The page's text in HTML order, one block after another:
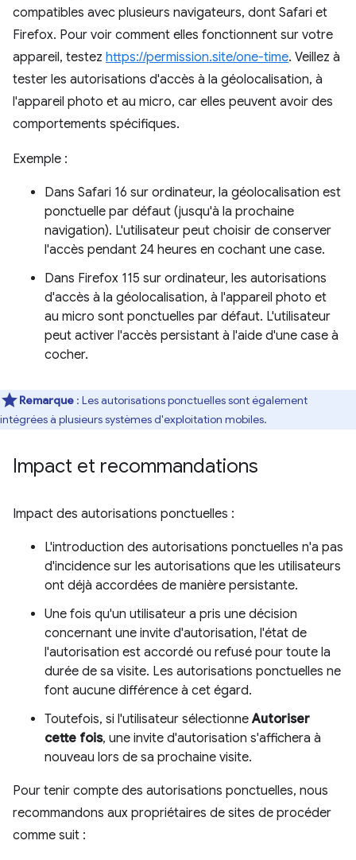
compatibles avec plusieurs navigateurs, dont Safari et
Firefox. Pour voir comment elles fonctionnent sur votre
appareil, testez https://permission.site/one-time. Veillez à
tester les autorisations d'accès à la géolocalisation, à
l'appareil photo et au micro, car elles peuvent avoir des
comportements spécifiques.
Exemple :
Dans Safari 16 sur ordinateur, la géolocalisation est
ponctuelle par défaut (jusqu'à la prochaine
navigation). L'utilisateur peut choisir de conserver
l'accès pendant 24 heures en cochant une case.
Dans Firefox 115 sur ordinateur, les autorisations
d'accès à la géolocalisation, à l'appareil photo et
au micro sont ponctuelles par défaut. L'utilisateur
peut activer l'accès persistant à l'aide d'une case à
cocher.
Remarque : Les autorisations ponctuelles sont également
intégrées à plusieurs systèmes d'exploitation mobiles.
Impact et recommandations
Impact des autorisations ponctuelles :
L'introduction des autorisations ponctuelles n'a pas
d'incidence sur les autorisations que les utilisateurs
ont déjà accordées de manière persistante.
Une fois qu'un utilisateur a pris une décision
concernant une invite d'autorisation, l'état de
l'autorisation est accordé ou refusé pour toute la
durée de sa visite. Les autorisations ponctuelles ne
font aucune différence à cet égard.
Toutefois, si l'utilisateur sélectionneAutoriser
cette fois, une invite d'autorisation s'affichera à
nouveau lors de sa prochaine visite.
Pour tenir compte des autorisations ponctuelles, nous
recommandons aux propriétaires de sites de procéder
comme suit :